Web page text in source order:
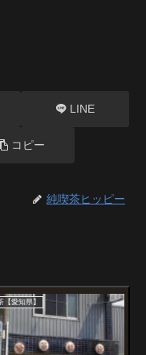
LINE
コピー
純喫茶ヒッピー
愛知県】